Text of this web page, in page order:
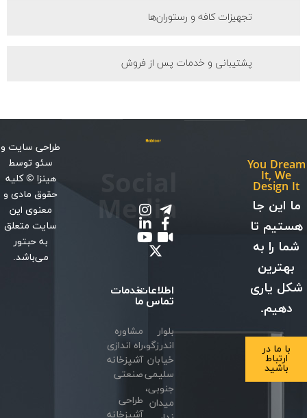
تجهیزات کافه و رستوران‌ها
پشتیبانی و خدمات پس از فروش
You Dream
It, We
Design It
ما این جا
هستیم تا
شما را به
بهترین
شکل یاری
دهیم.
با ما در
ارتباط
باشید
اطلاعات
تماس
بلوار
اندرزگو،
خیابان
سلیمی
جنوبی،
میدان
Media
خدمات
ما
مشاوره
راه اندازی
آشپزخانه
صنعتی
طراحی
آشپزخانه
طراحی سایتو
سئوتوسط
هینزا © کلیه
حقوق مادی و
معنوی این
سایت متعلق
به حبتور
می‌باشد.